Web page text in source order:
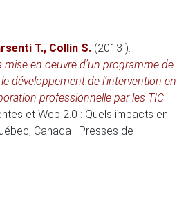
T., Collin S. (2013 ).
en oeuvre d’un programme de
développement de l’intervention en
professionnelle par les TIC.
et Web 2.0 : Quels impacts en
Canada : Presses de